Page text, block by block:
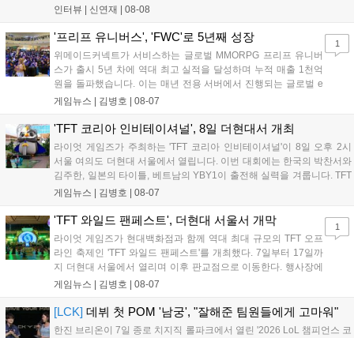
를 추구하다 보니까 팀적으로 안 좋은 사고가 계속 많이 났던 것
LoL 챔피언스 코리아(LCK)'...
인터뷰 | 신연재 08-08
'프리프 유니버스', 'FWC'로 5년째 성장
위메이드커넥트가 서비스하는 글로벌 MMORPG 프리프 유니버
스가 출시 5년 차에 역대 최고 실적을 달성하며 누적 매출 1천억
원을 돌파했습니다. 이는 매년 전용 서버에서 진행되는 글로벌 e
스포츠 대회 FWC의 영향이 큽니다. FWC는 이용자가 동일한 조
은 전년 대비 매출과 이용자 지표가 대폭 상승하는 성과를 냈습니
다. 오는 10월 필리핀 마닐라에서 총상금 11만 달러 규모의 제4회
FWC 그랜드 파이널이 개최될 예정이며, 위메이드커넥트는 이를
통해 커뮤니티 중심의 장기 성장 모델을 지속할 방침입니다....
게임뉴스 | 김병호 08-07
1
'TFT 코리아 인비테이셔널', 8일 더현대서 개최
라이엇 게임즈가 주최하는 'TFT 코리아 인비테이셔널'이 8일 오후 2시
서울 여의도 더현대 서울에서 열립니다. 이번 대회에는 한국의 박찬서와
김주한, 일본의 타이틀, 베트남의 YBY1이 출전해 실력을 겨룹니다. TFT
는 소속팀 없이 개인 자격으로 참가하는 독특한 대회 구조를 가지며, 누
17일까지 이어지는 이번 행사는 신규 세트 체험과 공연 등 다양한 즐길
거리를 제공하며, 이후 현대백화점 판교점에서도 행사가 이어질 예정입
니다. 연말에는 라스베이거스 오픈이 개최됩니다....
게임뉴스 | 김병호 08-07
'TFT 와일드 팬페스트', 더현대 서울서 개막
라이엇 게임즈가 현대백화점과 함께 역대 최대 규모의 TFT 오프
라인 축제인 'TFT 와일드 팬페스트'를 개최했다. 7일부터 17일까
지 더현대 서울에서 열리며 이후 판교점으로 이동한다. 행사장에
는 체험, 스페셜, 무대 존이 마련됐으며 8일 오후 2시 인비테이셔
연 등 다채로운 일정이 준비되어 있다. 사전 예약은 조기 마감될
만큼 큰 인기를 끌고 있다....
게임뉴스 | 김병호 08-07
1
[LCK] 데뷔 첫 POM '남궁', "잘해준 팀원들에게 고마워"
한진 브리온이 7일 종로 치지직 롤파크에서 열린 '2026 LoL 챔피언스 코